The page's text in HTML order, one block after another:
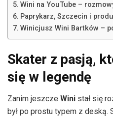
Wini na YouTube –
Paprykarz, Szczecin i
Winicjusz Wini Bartków –
Skater z pasją,
się w legendę
Zanim jeszcze Wini stał się
był po prostu typem z